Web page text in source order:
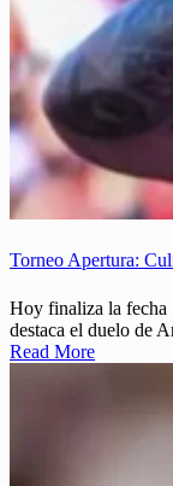
Torneo Apertura:
Hoy finaliza la fecha
destaca el duelo de
Read More